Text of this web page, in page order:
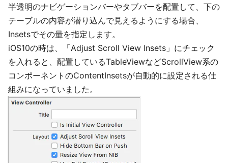
半透明のナビゲーションバーやタブバーを配置して、下の
テーブルの内容が潜り込んで見えるようにする場合、
Insetsでその量を指定します。
iOS10の時は、「Adjust Scroll View Insets」にチェック
を入れると、配置しているTableViewなどScrollView系の
コンポーネントのContentInsetsが自動的に設定される仕
組みになっていました。